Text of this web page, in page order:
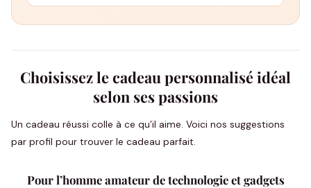
Choisissez le cadeau personnalisé idéal
selon ses passions
Un cadeau réussi colle à ce qu’il aime. Voici nos suggestions
par profil pour trouver le cadeau parfait.
Pour l’homme amateur de technologie et gadgets